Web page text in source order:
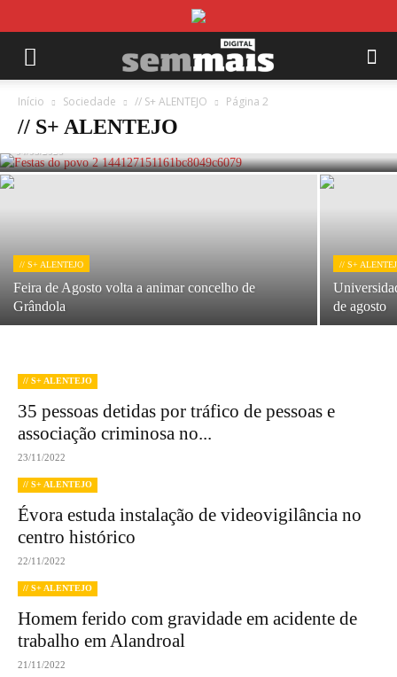
Início Sociedade // S+ ALENTEJO Página 2
// S+ ALENTEJO
Tradições, festivais e feiras dinamizam verão
alentejano
// S+ ALENTEJO
Feira de Agosto volta a animar concelho de
Grândola
// S+
de agosto
// S+ ALENTEJO
35 pessoas detidas por tráfico de pessoas e
associação criminosa no...
23/11/2022
// S+ ALENTEJO
Évora estuda instalação de videovigilância no
centro histórico
22/11/2022
// S+ ALENTEJO
Homem ferido com gravidade em acidente de
trabalho em Alandroal
21/11/2022